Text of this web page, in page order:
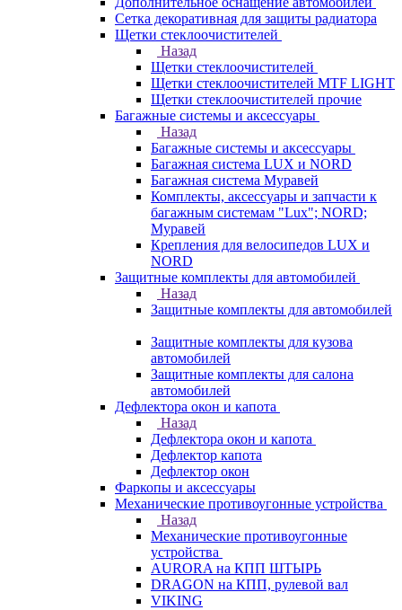
Сетка декоративная для защиты радиатора
Щетки стеклоочистителей
Назад
Щетки стеклоочистителей
Щетки стеклоочистителей MTF LIGHT
Щетки стеклоочистителей прочие
Багажные системы и аксессуары
Назад
Багажные системы и аксессуары
Багажная система LUX и NORD
Багажная система Муравей
Комплекты, аксессуары и запчасти к
багажным системам "Lux"; NORD;
Муравей
Крепления для велосипедов LUX и
NORD
Защитные комплекты для автомобилей
Назад
Защитные комплекты для автомобилей
Защитные комплекты для кузова
автомобилей
Защитные комплекты для салона
автомобилей
Дефлектора окон и капота
Назад
Дефлектора окон и капота
Дефлектор капота
Дефлектор окон
Фаркопы и аксессуары
Механические противоугонные устройства
Назад
Механические противоугонные
устройства
AURORA на КПП ШТЫРЬ
DRAGON на КПП, рулевой вал
VIKING